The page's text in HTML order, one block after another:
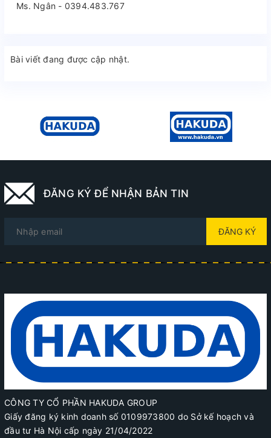
Ms. Ngân - 0394.483.767
Bài viết đang được cập nhật.
ĐĂNG KÝ ĐỂ NHẬN BẢN TIN
ĐĂNG KÝ
CÔNG TY CỔ PHẦN HAKUDA GROUP
Giấy đăng ký kinh doanh số 0109973800 do Sở kế hoạch và
đầu tư Hà Nội cấp ngày 21/04/2022